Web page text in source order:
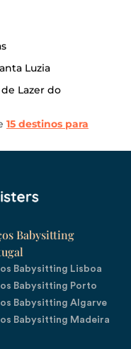
Luzia
Lazer do
15 destinos para
Babysitting
Babysitting Lisboa
Babysitting Porto
Babysitting Algarve
Babysitting Madeira